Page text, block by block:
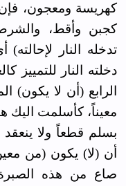
كهريسة ومعجون،
كجبن وأقط،
تدخله النار
دخلته النار
الرابع (أن لا يكون)
معيناً، كأسلمت اليك
بسلم قطعاً ولا
أن (لا) يكون (من
صاع من هذه